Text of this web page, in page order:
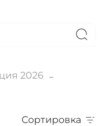
2026
Сортировка